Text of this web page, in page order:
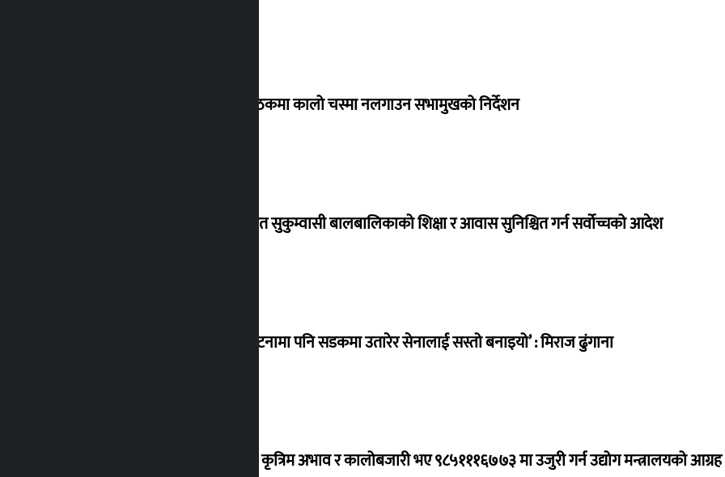
संसद् बैठकमा कालो चस्मा नलगाउन सभामुखको निर्देशन
विस्थापित सुकुम्वासी बालबालिकाको शिक्षा र आवास सुनिश्चित गर्न सर्वोच्चको आदेश
‘सानो घटनामा पनि सडकमा उतारेर सेनालाई सस्तो बनाइयो’ : मिराज ढुंगाना
ग्यासको कृत्रिम अभाव र कालोबजारी भए ९८५१११६७७३ मा उजुरी गर्न उद्योग मन्त्रालयको आग्रह